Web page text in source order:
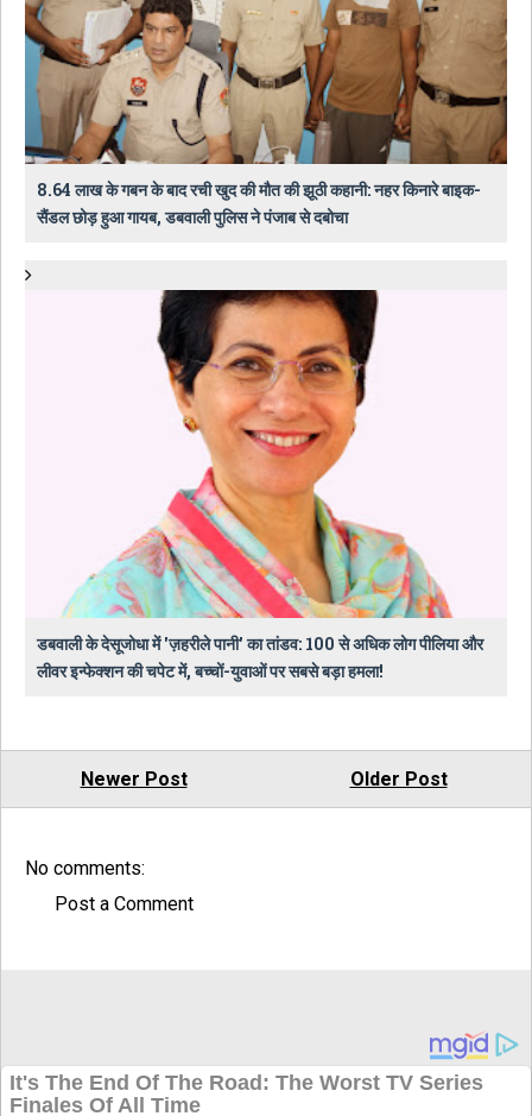
8.64 लाख के गबन के बाद रची खुद की मौत की झूठी कहानी: नहर किनारे बाइक-
सैंडल छोड़ हुआ गायब, डबवाली पुलिस ने पंजाब से दबोचा
डबवाली के देसूजोधा में 'ज़हरीले पानी' का तांडव: 100 से अधिक लोग पीलिया और
लीवर इन्फेक्शन की चपेट में, बच्चों-युवाओं पर सबसे बड़ा हमला!
Newer Post Older Post
No comments:
Post a Comment